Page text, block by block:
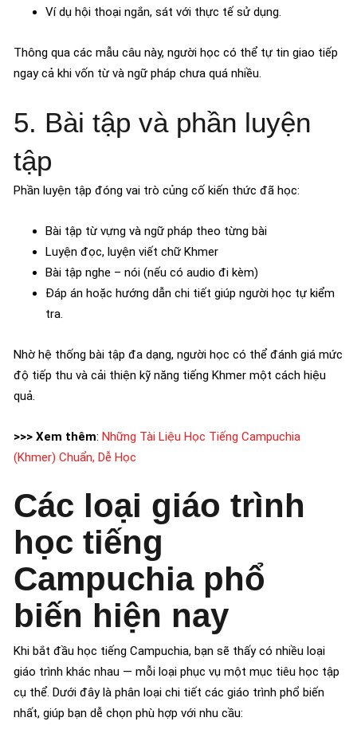
Ví dụ hội thoại ngắn, sát với thực tế sử dụng.
Thông qua các mẫu câu này, người học có thể tự tin giao tiếp
ngay cả khi vốn từ và ngữ pháp chưa quá nhiều.
5. Bài tập và phần luyện
tập
Phần luyện tập đóng vai trò củng cố kiến thức đã học:
Bài tập từ vựng và ngữ pháp theo từng bài
Luyện đọc, luyện viết chữ Khmer
Bài tập nghe – nói (nếu có audio đi kèm)
Đáp án hoặc hướng dẫn chi tiết giúp người học tự kiểm
tra.
Nhờ hệ thống bài tập đa dạng, người học có thể đánh giá mức
độ tiếp thu và cải thiện kỹ năng tiếng Khmer một cách hiệu
quả.
>>> Xem thêm: Những Tài Liệu Học Tiếng Campuchia
(Khmer) Chuẩn, Dễ Học
Các loại giáo trình
học tiếng
Campuchia phổ
biến hiện nay
Khi bắt đầu học tiếng Campuchia, bạn sẽ thấy có nhiều loại
giáo trình khác nhau — mỗi loại phục vụ một mục tiêu học tập
cụ thể. Dưới đây là phân loại chi tiết các giáo trình phổ biến
nhất, giúp bạn dễ chọn phù hợp với nhu cầu: